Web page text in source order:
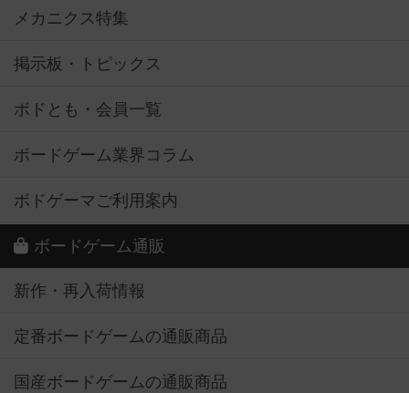
メカニクス特集
掲示板・トピックス
ボドとも・会員一覧
ボードゲーム業界コラム
ボドゲーマご利用案内
ボードゲーム通販
新作・再入荷情報
定番ボードゲームの通販商品
国産ボードゲームの通販商品